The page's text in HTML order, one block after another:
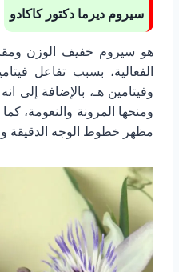
سيروم ديرما دكتور كاكادو
هو سيروم خفيف الوزن
الفعالية، بسبب تفاعل
وفيتامين هـ، بالإضافة إلى
ومنحها المرونة والنعومة،
مظهر خطوط الوجه الدقيقة